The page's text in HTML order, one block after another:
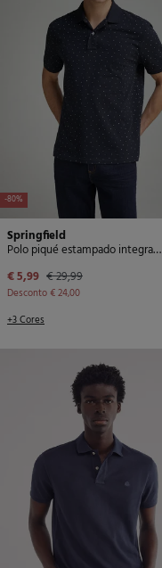
-80%
Springfield
Polo piqué estampado integralmente regular fit
€ 5,99 € 29,99
Desconto€ 24,00
+3 Cores